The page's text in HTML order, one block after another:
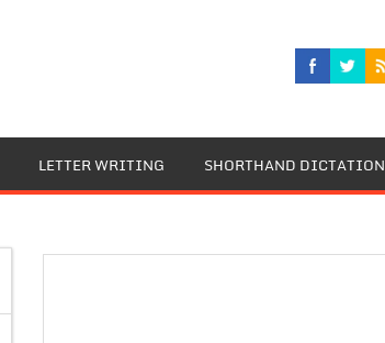
LETTER WRITING SHORTHAND DICTATION